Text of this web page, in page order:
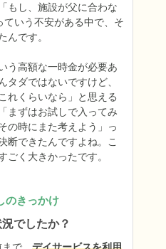
もし、施設が父に合わな
いう不安がある中で、そ
んです。
う高額な一時金が必要あ
タダではないですけど、
れくらいなら」と思える
まずはお試しで入ってみ
の時にまた考えよう」っ
断できたんですよね。こ
ごく大きかったです。
のきっかけ
でしたか？